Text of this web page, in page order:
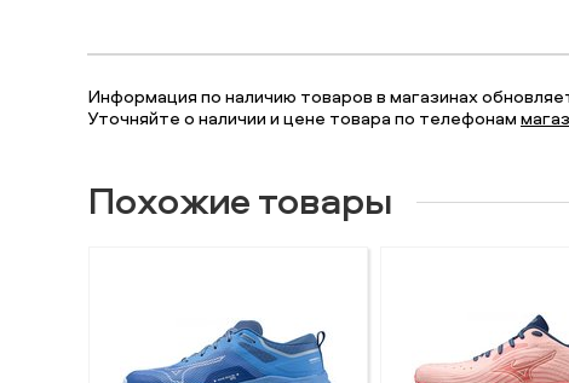
Информация по наличию товаров в магазинах
Уточняйте о наличии и цене товара по телефонам
Похожие товары